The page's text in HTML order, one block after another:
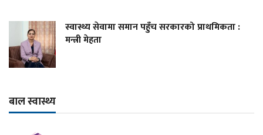
स्वास्थ्य सेवामा समान पहुँच सरकारको प्राथमिकता :
मन्त्री मेहता
बाल स्वास्थ्य